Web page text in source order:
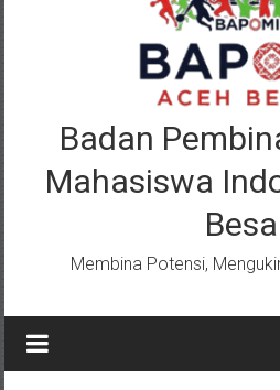
Badan
Mahasiswa
Membina Potensi,